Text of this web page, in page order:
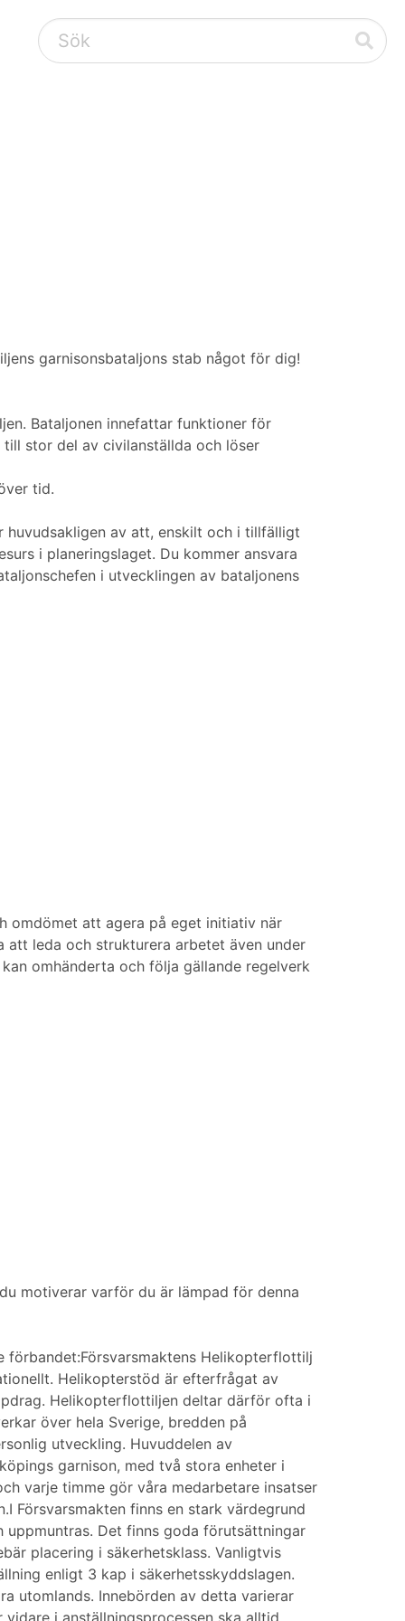
garnisonsbataljons stab något för dig!
Bataljonen innefattar funktioner för
stor del av civilanställda och löser
tid.
huvudsakligen av att, enskilt och i tillfälligt
i planeringslaget. Du kommer ansvara
i utvecklingen av bataljonens
omdömet att agera på eget initiativ när
leda och strukturera arbetet även under
omhänderta och följa gällande regelverk
motiverar varför du är lämpad för denna
Helikopterflottilj
Helikopterstöd är efterfrågat av
Helikopterflottiljen deltar därför ofta i
över hela Sverige, bredden på
utveckling. Huvuddelen av
garnison, med två stora enheter i
varje timme gör våra medarbetare insatser
Försvarsmakten finns en stark värdegrund
uppmuntras. Det finns goda förutsättningar
placering i säkerhetsklass. Vanligtvis
enligt 3 kap i säkerhetsskyddslagen.
utomlands. Innebörden av detta varierar